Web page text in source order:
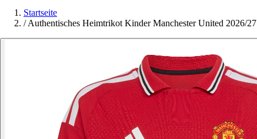
Startseite
/Authentisches Heimtrikot Kinder Manchester United 2026/27